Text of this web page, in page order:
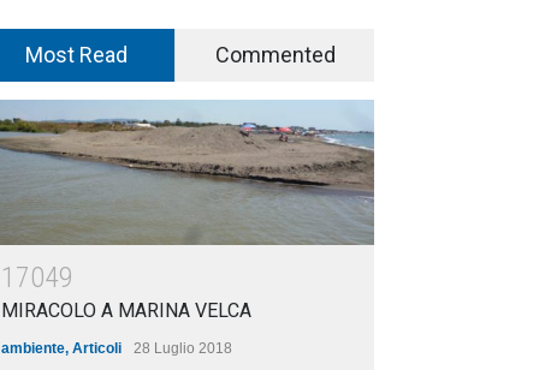
Most Read Commented
17049
MIRACOLO A MARINA VELCA
ambiente, Articoli 28 Luglio 2018